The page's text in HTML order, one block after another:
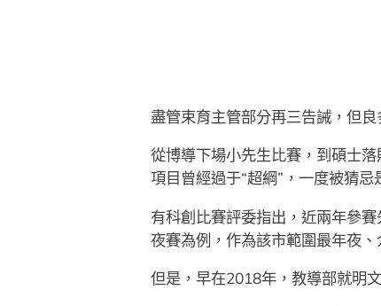
盡管束育主管部分再三告誡，但
從博導下場小先生比賽，到碩士
項目曾經過于“超綱”，一度被猜忌
有科創比賽評委指出，近兩年參
夜賽為例，作為該市範圍最年夜
但是，早在2018年，教導部就明